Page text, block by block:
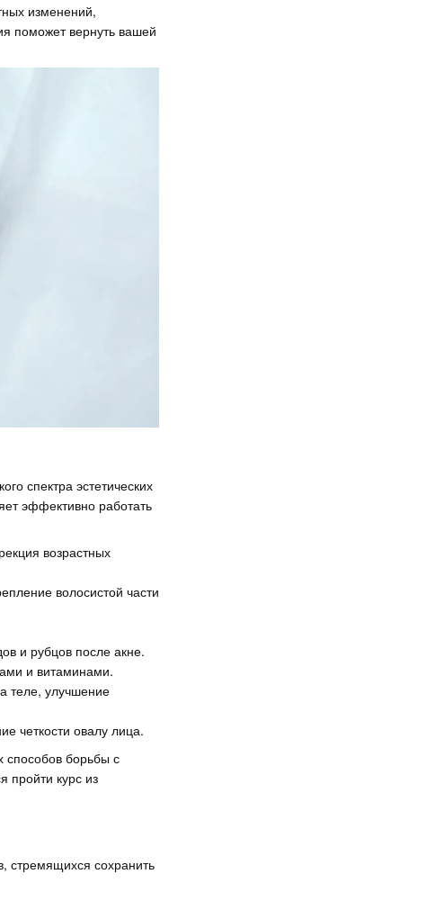
изменений,
поможет вернуть вашей
спектра эстетических
эффективно работать
возрастных
волосистой части
и рубцов после акне.
и витаминами.
теле, улучшение
четкости овалу лица.
способов борьбы с
пройти курс из
стремящихся сохранить